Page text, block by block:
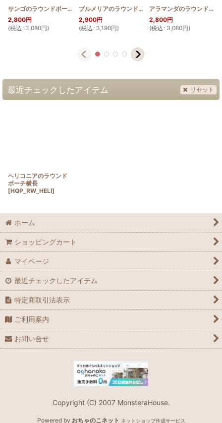
サンゴのラウンドポーチ横長 [HQP_RW_CORAL]
2,800円
(税込 : 3,080円)
プルメリアのラウンドポーチ横長 [HQP_RW_S_PUL
2,900円
(税込 : 3,190円)
アラマンダのラウンドポーチ横長
2,800円
(税込 : 3,080円)
最近チェックしたアイテム リセット
ヘリコニアのラウンド
ポーチ横長
[HQP_RW_HELI]
ホーム
ショッピングカート
マイページ
最近チェックしたアイテム
特定商取引法表示
ご利用案内
お問い合せ
Copyright (C) 2007 MonsteraHouse.
Powered by おちゃのこネット ネットショップ作成サービス